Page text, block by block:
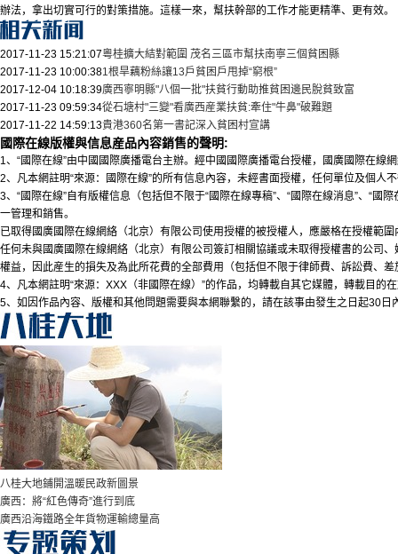
辦法，拿出切實可行的對策措施。這樣一來，幫扶幹部的工作才能更精準、更有效。
2017-11-23 15:21:07粵桂擴大結對範圍 茂名三區市幫扶南寧三個貧困縣
2017-11-23 10:00:381根旱藕粉絲讓13戶貧困戶甩掉“窮根”
2017-12-04 10:18:39廣西寧明縣"八個一批"扶貧行動助推貧困邊民脫貧致富
2017-11-23 09:59:34從石塘村"三變"看廣西産業扶貧:牽住"牛鼻"破難題
2017-11-22 14:59:13貴港360名第一書記深入貧困村宣講
國際在線版權與信息産品內容銷售的聲明:
1、“國際在線”由中國國際廣播電台主辦。經中國國際廣播電台授權，國廣國際在線
2、凡本網註明“來源：國際在線”的所有信息內容，未經書面授權，任何單位及個人
3、“國際在線”自有版權信息（包括但不限于“國際在線專稿”、“國際在線消息”、“
一管理和銷售。
已取得國廣國際在線網絡（北京）有限公司使用授權的被授權人，應嚴格在授權範
任何未與國廣國際在線網絡（北京）有限公司簽訂相關協議或未取得授權書的公司
權益，因此産生的損失及為此所花費的全部費用（包括但不限于律師費、訴訟費、
4、凡本網註明“來源：XXX（非國際在線）”的作品，均轉載自其它媒體，轉載目
5、如因作品內容、版權和其他問題需要與本網聯繫的，請在該事由發生之日起30日
八桂大地鋪開溫暖民政新圖景
廣西：將“紅色傳奇”進行到底
廣西沿海鐵路全年貨物運輸總量高